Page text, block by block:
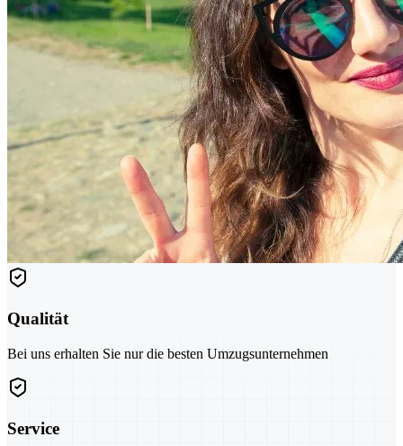
Qualität
Bei uns erhalten Sie nur die besten Umzugsunternehmen
Service